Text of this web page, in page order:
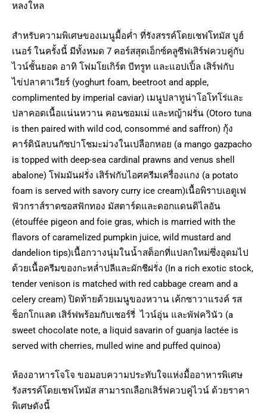
หลงใหล
สำหรับความพิเศษของเมนูมื้อค่ำ ที่รังสรรค์โดยเชฟโทมัส บูฮ์
เนอร์ ในครั้งนี้ มีทั้งหมด 7 คอร์สสุดเอ็กซ์คลูซีฟเสิร์ฟควบคู่กับ
ไวน์ชั้นยอด อาทิ โฟมโยเกิร์ต บีทรูท และแอปเปิ้ล เสิร์ฟกับ
ไข่ปลาคาเวียร์ (yoghurt foam, beetroot and apple,
complimented by imperial caviar) เมนูปลาทูน่าโอโทโร่และ
ปลาคอดเนื้อแน่นหวาน คอนซอมเม่ และหญ้าฝรั่น (Otoro tuna
is then paired with wild cod, consommé and saffron) กุ้ง
คาร์ดินัลบนกัซปาโชมะม่วงในเปลือกหอย (a mango gazpacho
is topped with deep-sea cardinal prawns and venus shell
abalone) โฟมมันฝรั่ง เสิร์ฟกับไอศครีมเครื่องแกง (a potato
foam is served with savory curry ice cream)เนื้อพิราบเอตูเฟ
ฟัวกราส์ราดซอสฟักทอง มัสตาร์ดและดอกแดนดิไลอัน
(étouffée pigeon and foie gras, which is married with the
flavors of caramelized pumpkin juice, wild mustard and
dandelion tips)เนื้อกวางนุ่มในน้ำสต็อกที่แปลกใหม่ซึ่งอุดมไป
ด้วยเนื้อครีมของกะหล่ำปลีและผักชีฝรั่ง (In a rich exotic stock,
tender venison is matched with red cabbage cream and a
celery cream) ปิดท้ายด้วยเมนูของหวาน เค้กซาวาแรงค์ รส
ช็อกโกแลต เสิร์ฟพร้อมกับเชอร์รี่ ไวน์อุ่น และพัฟควินัว (a
sweet chocolate note, a liquid savarin of guanja lactée is
served with cherries, mulled wine and puffed quinoa)
ห้องอาหารโจโจ ขอมอบความประทับใจแห่งมื้ออาหารพิเศษ
รังสรรค์โดยเชฟโทมัส สามารถเลือกเสิร์ฟควบคู่ไวน์ ด้วยราคา
พิเศษดังนี้